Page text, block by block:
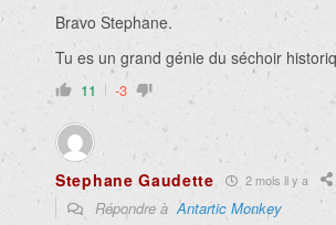
Bravo Stephane.
Tu es un grand génie du séchoir
11 -3
Stephane Gaudette 2 mois il y a
Répondre àAntartic Monkey